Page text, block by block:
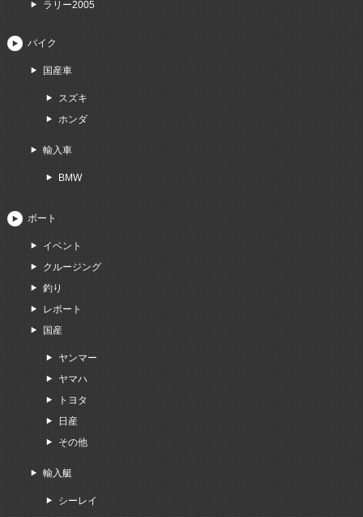
ラリー2005
バイク
国産車
スズキ
ホンダ
輸入車
BMW
ボート
イベント
クルージング
釣り
レポート
国産
ヤンマー
ヤマハ
トヨタ
日産
その他
輸入艇
シーレイ